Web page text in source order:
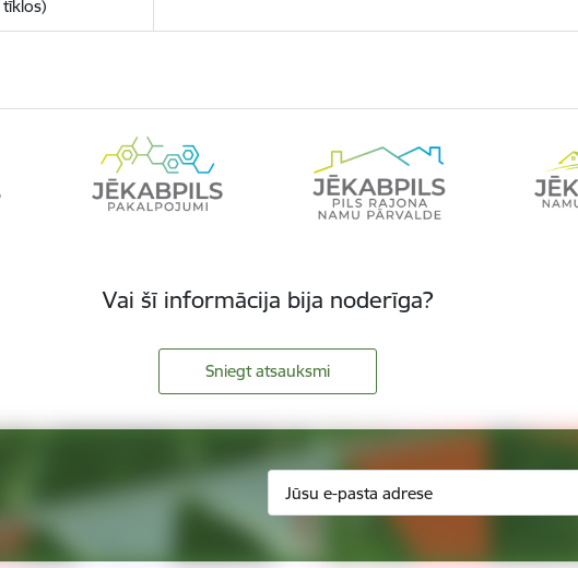
Vai šī informācija bija noderīga?
Sniegt atsauksmi